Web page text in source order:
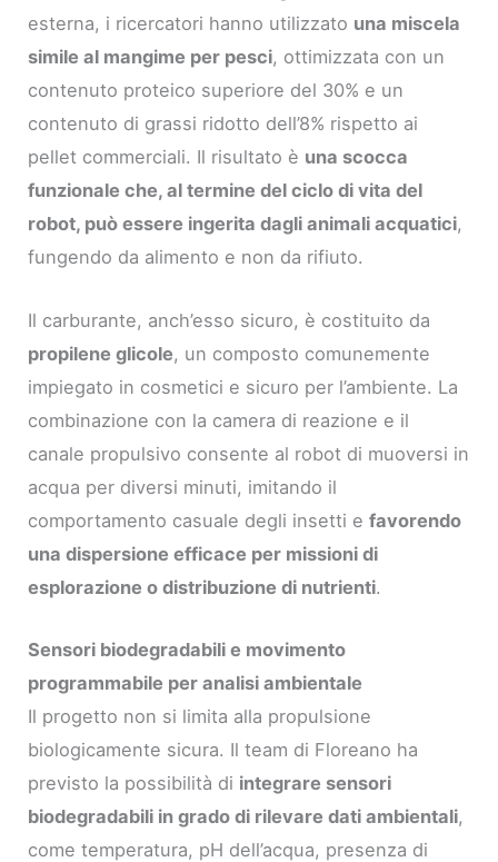
esterna, i ricercatori hanno utilizzato una miscela
simile al mangime per pesci, ottimizzata con un
contenuto proteico superiore del 30% e un
contenuto di grassi ridotto dell’8% rispetto ai
pellet commerciali. Il risultato è una scocca
funzionale che, al termine del ciclo di vita del
robot, può essere ingerita dagli animali acquatici,
fungendo da alimento e non da rifiuto.
Il carburante, anch’esso sicuro, è costituito da
propilene glicole, un composto comunemente
impiegato in cosmetici e sicuro per l’ambiente. La
combinazione con la camera di reazione e il
canale propulsivo consente al robot di muoversi in
acqua per diversi minuti, imitando il
comportamento casuale degli insetti efavorendo
una dispersione efficace per missioni di
esplorazione o distribuzione di nutrienti.
Sensori biodegradabili e movimento
programmabile per analisi ambientale
Il progetto non si limita alla propulsione
biologicamente sicura. Il team di Floreano ha
previsto la possibilità di integrare sensori
biodegradabili in grado di rilevare dati ambientali,
come temperatura, pH dell’acqua, presenza di